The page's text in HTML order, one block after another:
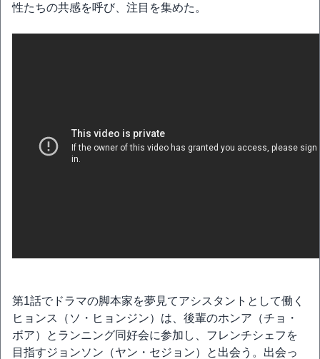
性たちの共感を呼び、注目を集めた。
第1話でドラマの脚本家を夢見てアシスタントとして働く
ヒョンス（ソ・ヒョンジン）は、後輩のホンア（チョ・
ボア）とランニング同好会に参加し、フレンチシェフを
目指すジョンソン（ヤン・セジョン）と出会う。出会っ